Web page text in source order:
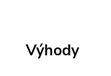
Výhody